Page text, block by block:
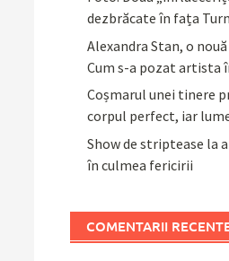
dezbrăcate în fața
Alexandra Stan, o
Cum s-a pozat artista
Coșmarul unei tinere
corpul perfect, iar
Show de striptease la
în culmea fericirii
COMENTARII